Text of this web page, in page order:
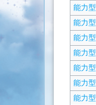
能力型
能力型
能力型
能力型
能力型
能力型
能力型